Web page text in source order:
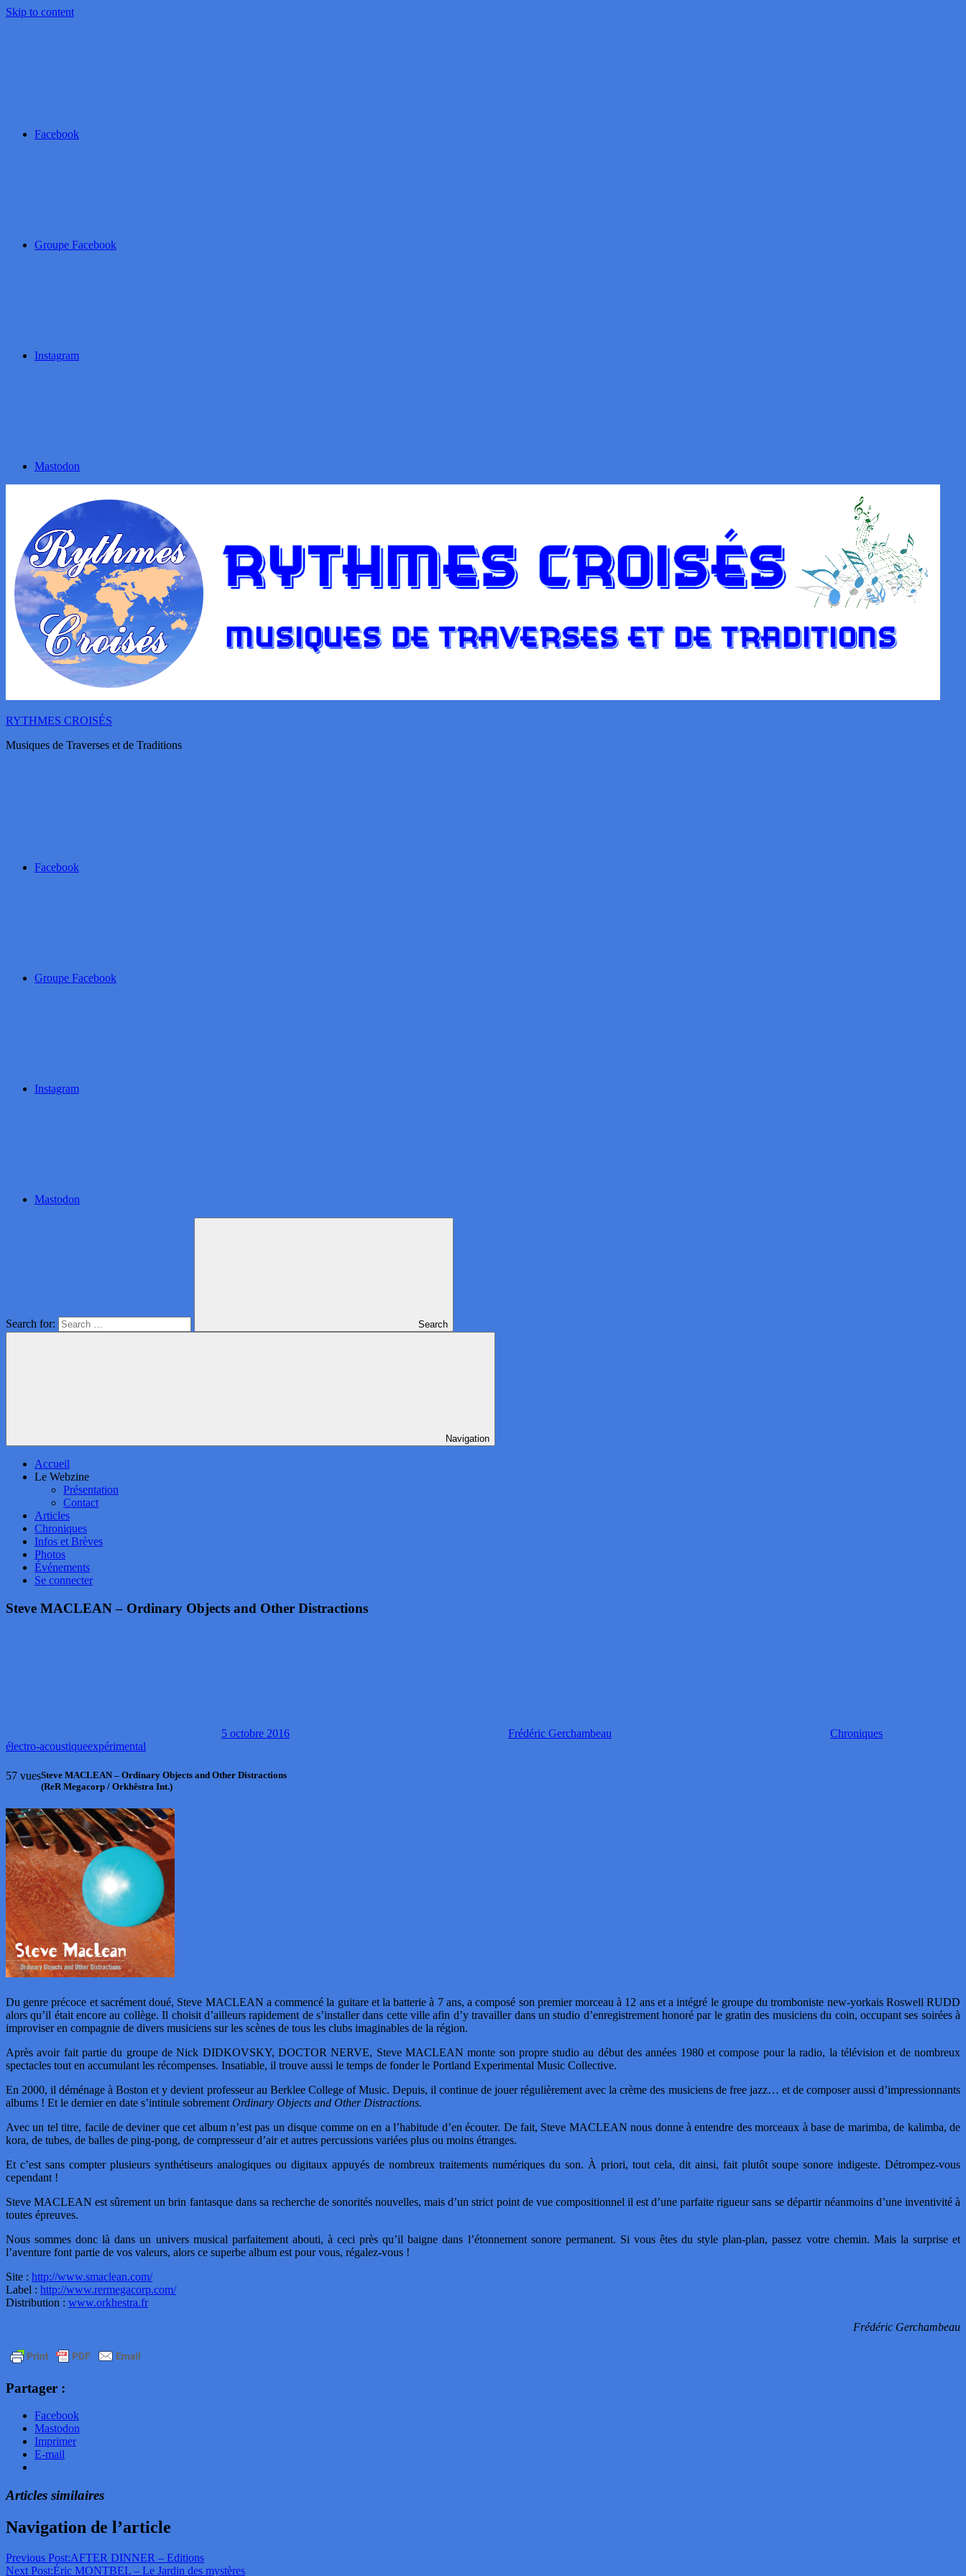
Skip to content
Facebook
Groupe Facebook
Instagram
Mastodon
RYTHMES CROISÉS
Musiques de Traverses et de Traditions
Facebook
Groupe Facebook
Instagram
Mastodon
Search for: Search
Navigation
Accueil
Le Webzine
Présentation
Contact
Articles
Chroniques
Infos et Brèves
Photos
Événements
Se connecter
Steve MACLEAN – Ordinary Objects and Other Distractions
5 octobre 2016 Frédéric Gerchambeau
Chroniques
électro-acoustiqueexpérimental
57 vuesSteve MACLEAN – Ordinary Objects and Other Distractions
(ReR Megacorp / Orkhêstra Int.)
Du genre précoce et sacrément doué, Steve MACLEAN a commencé la guitare et la batterie à 7 ans, a composé son premier morceau à 12 ans et a intégré le groupe du tromboniste new-yorkais Roswell RUDD
alors qu’il était encore au collège. Il choisit d’ailleurs rapidement de s’installer dans cette ville afin d’y travailler dans un studio d’enregistrement honoré par le gratin des musiciens du coin, occupant ses soirées à
improviser en compagnie de divers musiciens sur les scènes de tous les clubs imaginables de la région.
Après avoir fait partie du groupe de Nick DIDKOVSKY, DOCTOR NERVE, Steve MACLEAN monte son propre studio au début des années 1980 et compose pour la radio, la télévision et de nombreux
spectacles tout en accumulant les récompenses. Insatiable, il trouve aussi le temps de fonder le Portland Experimental Music Collective.
En 2000, il déménage à Boston et y devient professeur au Berklee College of Music. Depuis, il continue de jouer régulièrement avec la crème des musiciens de free jazz… et de composer aussi d’impressionnants
albums ! Et le dernier en date s’intitule sobrement Ordinary Objects and Other Distractions.
Avec un tel titre, facile de deviner que cet album n’est pas un disque comme on en a l’habitude d’en écouter. De fait, Steve MACLEAN nous donne à entendre des morceaux à base de marimba, de kalimba, de
kora, de tubes, de balles de ping-pong, de compresseur d’air et autres percussions variées plus ou moins étranges.
Et c’est sans compter plusieurs synthétiseurs analogiques ou digitaux appuyés de nombreux traitements numériques du son. À priori, tout cela, dit ainsi, fait plutôt soupe sonore indigeste. Détrompez-vous
cependant !
Steve MACLEAN est sûrement un brin fantasque dans sa recherche de sonorités nouvelles, mais d’un strict point de vue compositionnel il est d’une parfaite rigueur sans se départir néanmoins d’une inventivité à
toutes épreuves.
Nous sommes donc là dans un univers musical parfaitement abouti, à ceci près qu’il baigne dans l’étonnement sonore permanent. Si vous êtes du style plan-plan, passez votre chemin. Mais la surprise et
l’aventure font partie de vos valeurs, alors ce superbe album est pour vous, régalez-vous !
Site : http://www.smaclean.com/
Label : http://www.rermegacorp.com/
Distribution : www.orkhestra.fr
Frédéric Gerchambeau
Partager :
Facebook
Mastodon
Imprimer
E-mail
Articles similaires
Navigation de l’article
Previous Post:AFTER DINNER – Editions
Next Post:Éric MONTBEL – Le Jardin des mystères